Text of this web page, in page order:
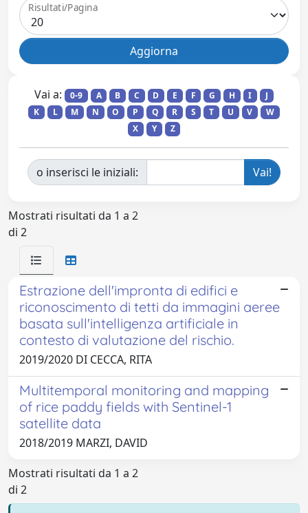
Risultati/Pagina
Vai a: 0-9 A B C D E F G H I
J
K
L M N O P Q R S T U V
W
X
Y Z
o inserisci le iniziali:
Mostrati risultati da 1 a 2
di 2
Estrazione dell'impronta di edifici e
riconoscimento di tetti da immagini aeree
basata sull'intelligenza artificiale in
contesto di valutazione del rischio.
2019/2020 DI CECCA, RITA
Multitemporal monitoring and mapping
of rice paddy fields with Sentinel-1
satellite data
2018/2019 MARZI, DAVID
Mostrati risultati da 1 a 2
di 2